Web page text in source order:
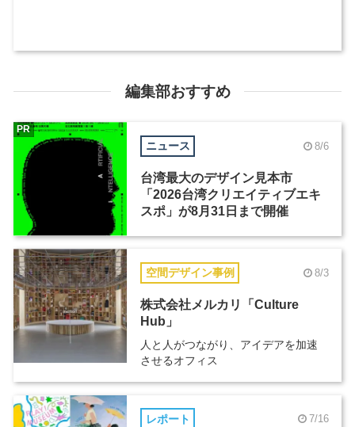
編集部おすすめ
ニュース 8/6
台湾最大のデザイン見本市
「2026台湾クリエイティブエキ
スポ」が8月31日まで開催
PR
空間デザイン事例 8/3
株式会社メルカリ「Culture
Hub」
人と人がつながり、アイデアを加速
させるオフィス
レポート 7/16